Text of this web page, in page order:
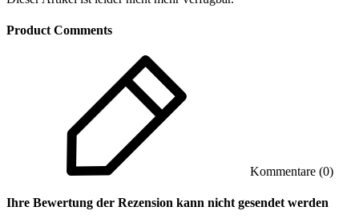
Product Comments
Kommentare (0)
Ihre Bewertung der Rezension kann nicht gesendet werden